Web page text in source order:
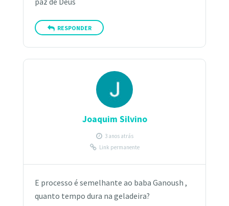
RESPONDER
Joaquim Silvino
3 anos atrás
Link permanente
E processo é semelhante ao baba Ganoush ,
quanto tempo dura na geladeira?